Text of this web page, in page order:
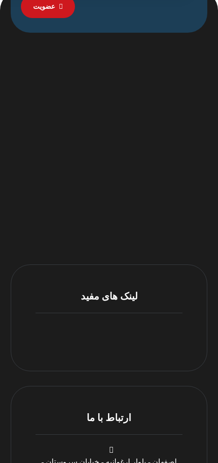
عضویت
لینک های مفید
ارتباط با ما